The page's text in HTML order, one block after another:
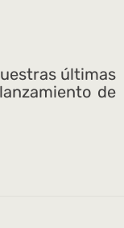
últimas
de